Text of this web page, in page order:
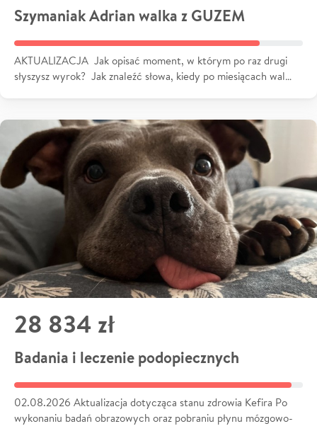
Szymaniak Adrian walka z GUZEM
AKTUALIZACJA Jak opisać moment, w którym po raz drugi
słyszysz wyrok? Jak znaleźć słowa, kiedy po miesiącach wal…
28 834 zł
Badania i leczenie podopiecznych
02.08.2026 Aktualizacja dotycząca stanu zdrowia Kefira Po
wykonaniu badań obrazowych oraz pobraniu płynu mózgowo-